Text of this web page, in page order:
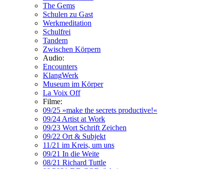
The Gems
Schulen zu Gast
Werkmeditation
Schulfrei
Tandem
Zwischen Körpern
Audio:
Encounters
KlangWerk
Museum im Körper
La Voix Off
Filme:
09/25 »make the secrets productive!«
09/24 Artist at Work
09/23 Wort Schrift Zeichen
09/22 Ort & Subjekt
11/21 im Kreis, um uns
09/21 In die Weite
08/21 Richard Tuttle